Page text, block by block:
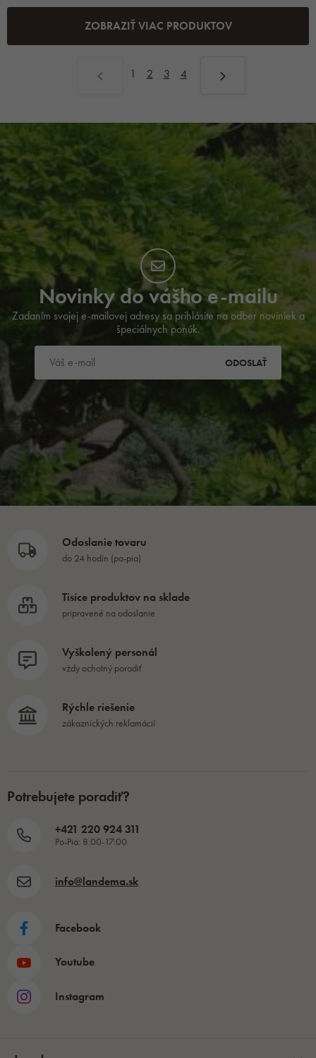
ZOBRAZIŤ VIAC PRODUKTOV
1 2 3 4
Novinky do vášho e-mailu
Zadaním svojej e-mailovej adresy sa prihlásite na odber noviniek a
špeciálnych ponúk.
ODOSLAŤ
Odoslanie tovaru
do 24 hodín (po-pia)
Tisíce produktov na sklade
pripravené na odoslanie
Vyškolený personál
vždy ochotný poradiť
Rýchle riešenie
zákazníckých reklamácií
Potrebujete poradiť?
+421 220 924 311
Po-Pia: 8:00-17:00
info@landema.sk
Facebook
Youtube
Instagram